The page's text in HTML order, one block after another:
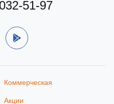
51-97
Коммерческая
Акции